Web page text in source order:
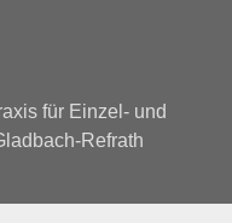
für Einzel- und
Refrath